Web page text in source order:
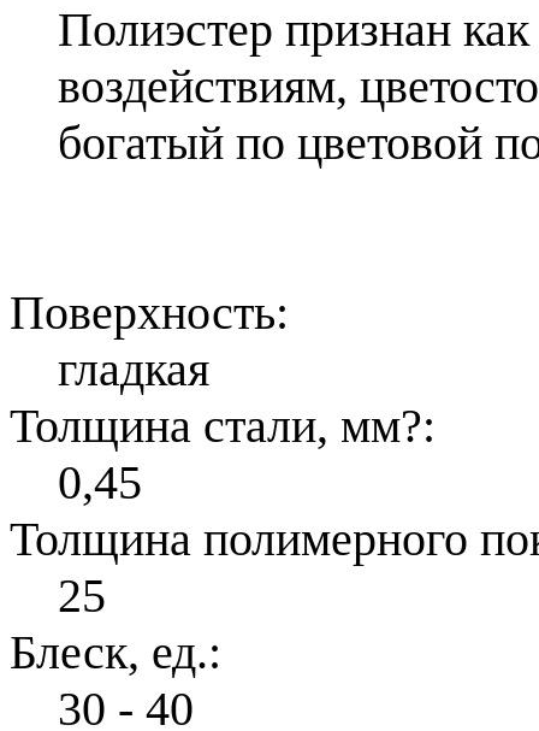
Полиэстер признан
воздействиям,
богатый по цветовой
Поверхность:
гладкая
Толщина стали, мм?:
0,45
Толщина полимерного
25
Блеск, ед.:
30 - 40